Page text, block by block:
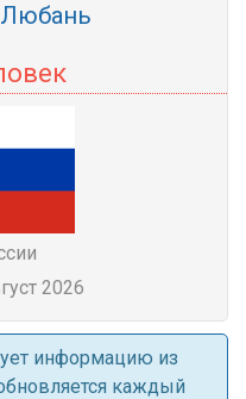
2026
информацию из
каждый